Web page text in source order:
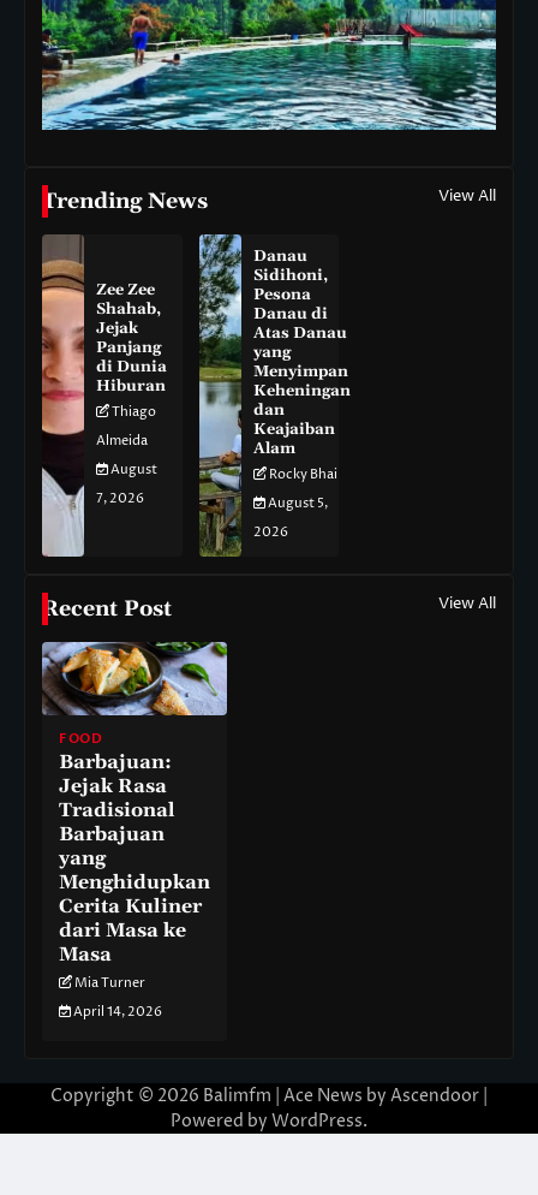
Trending News View All
Zee Zee
Shahab,
Jejak
Panjang
di Dunia
Hiburan
Thiago
Almeida
August
7, 2026
Danau
Sidihoni,
Pesona
Danau di
Atas Danau
yang
Menyimpan
Keheningan
dan
Keajaiban
Alam
Rocky Bhai
August 5,
2026
Recent Post View All
FOOD
Barbajuan:
Jejak Rasa
Tradisional
Barbajuan
yang
Menghidupkan
Cerita Kuliner
dari Masa ke
Masa
Mia Turner
April 14, 2026
Copyright © 2026 Balimfm | Ace News by Ascendoor
Powered by WordPress.